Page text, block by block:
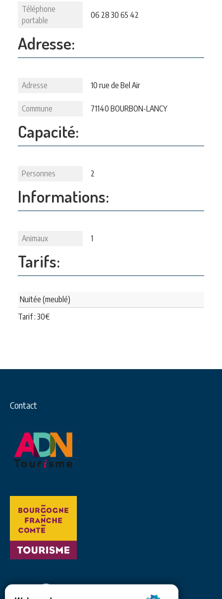
Téléphone
portable
06 28 30 65 42
Adresse:
Adresse 10 rue de Bel Air
Commune 71140 BOURBON-LANCY
Capacité:
Personnes 2
Informations:
Animaux 1
Tarifs:
Nuitée (meublé)
Tarif : 30€
Contact